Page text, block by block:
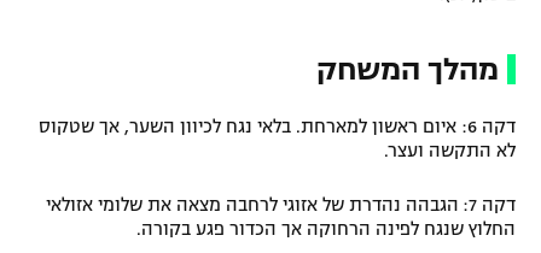
מהלך המשחק
דקה 6: איום ראשון למארחת. בלאי נגח לכיוון השער, אך שטקוס
לא התקשה ועצר.
דקה 7:
הגבהה נהדרת של אזוגי לרחבה מצאה את שלומי אזולאי
החלוץ שנגח לפינה הרחוקה אך הכדור פגע בקורה.